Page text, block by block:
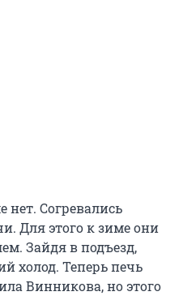
нет. Согревались
Для этого к зиме они
Зайдя в подъезд,
холод. Теперь печь
Винникова, но этого